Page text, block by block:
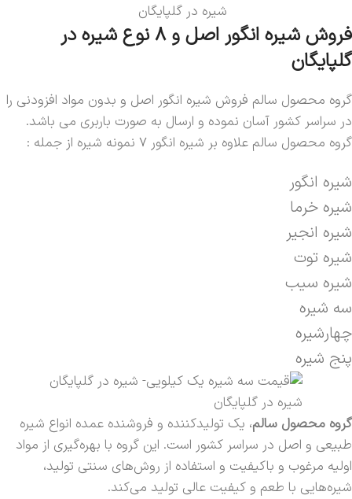
شیره در گلپایگان
فروش شیره انگور اصل و 8 نوع شیره در
گلپایگان
گروه محصول سالم فروش شیره انگور اصل و بدون مواد افزودنی را
در سراسر کشور آسان نموده و ارسال به صورت باربری می باشد.
گروه محصول سالم علاوه بر شیره انگور 7 نمونه شیره از جمله :
شیره انگور
شیره خرما
شیره انجیر
شیره توت
شیره سیب
سه شیره
چهارشیره
پنج شیره
شیره در گلپایگان
گروه محصول سالم، یک تولیدکننده و فروشنده عمده انواع شیره
طبیعی و اصل در سراسر کشور است. این گروه با بهره‌گیری از مواد
اولیه مرغوب و باکیفیت و استفاده از روش‌های سنتی تولید،
شیره‌هایی با طعم و کیفیت عالی تولید می‌کند.